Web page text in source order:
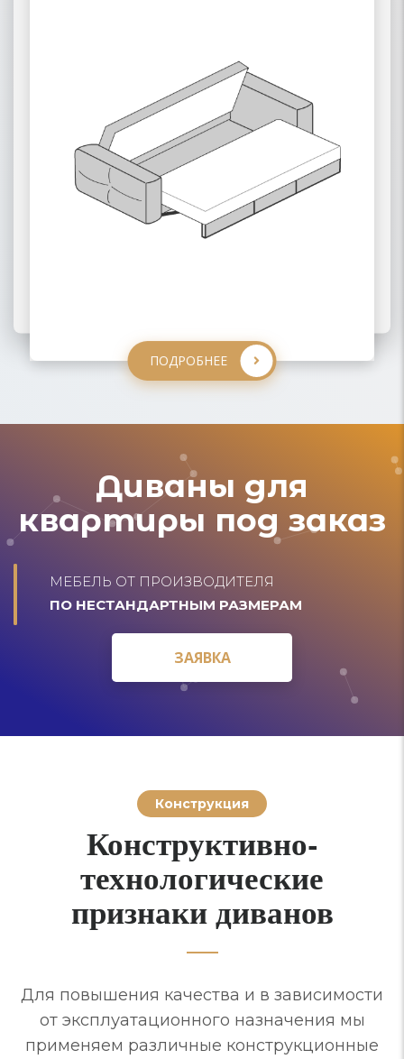
ПОДРОБНЕЕ
Диваны для
квартиры под заказ
МЕБЕЛЬ ОТ ПРОИЗВОДИТЕЛЯ
ПО НЕСТАНДАРТНЫМ РАЗМЕРАМ
ЗАЯВКА
ЗАЯВКА
Конструкция
Конструктивно-
технологические
признаки диванов
Для повышения качества и в зависимости
от эксплуатационного назначения мы
применяем различные конструкционные